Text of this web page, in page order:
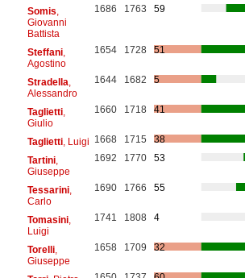
Somis
Giovanni
Battista
1686 1763 59
Steffani,
Agostino
1654 1728 51
Stradella
Alessandro
1644 1682 5
Taglietti,
Giulio
1660 1718 41
Taglietti, Luigi 1668 1715
38
Tartini,
Giuseppe
1692 1770 53
Tessarini,
Carlo
1690 1766 55
Tomasini,
Luigi
1741 1808 4
Torelli,
Giuseppe
1658 1709 32